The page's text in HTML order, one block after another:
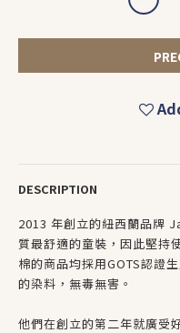
DESCRIPTION
2013 年創立的紐西蘭品牌
質最舒適的童裝，因此堅持
棉的商品均採用GOTS認證
的染料，無毒無害。
他們在創立的第二年就廣受